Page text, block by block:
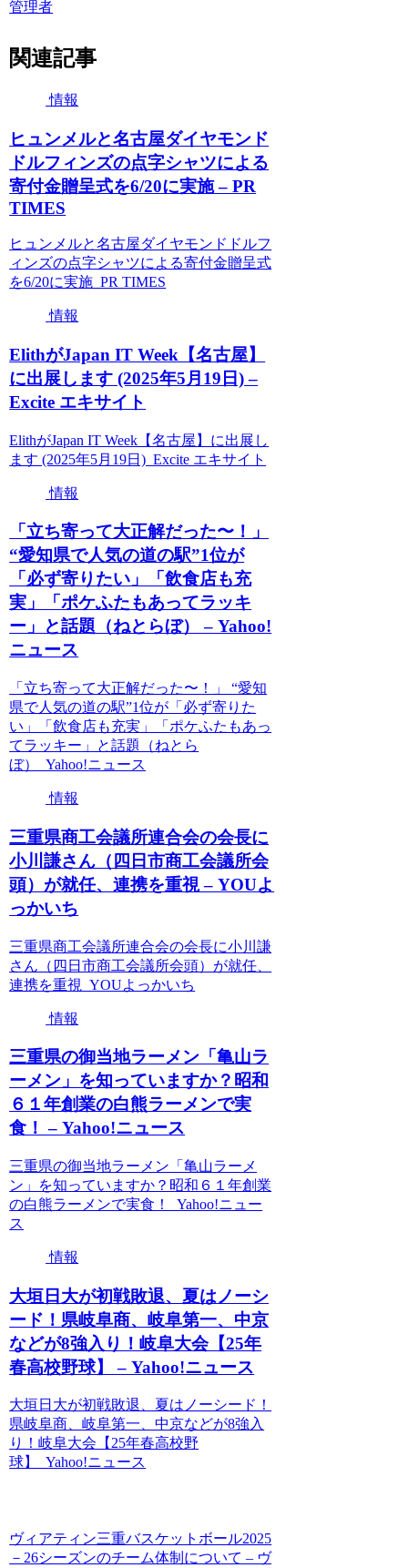
管理者
関連記事
情報
ヒュンメルと名古屋ダイヤモンド
ドルフィンズの点字シャツによる
寄付金贈呈式を6/20に実施 – PR
TIMES
ヒュンメルと名古屋ダイヤモンドドルフ
ィンズの点字シャツによる寄付金贈呈式
を6/20に実施 PR TIMES
情報
ElithがJapan IT Week【名古屋】
に出展します (2025年5月19日) –
Excite エキサイト
ElithがJapan IT Week【名古屋】に出展し
ます (2025年5月19日) Excite エキサイト
情報
「立ち寄って大正解だった〜！」
“愛知県で人気の道の駅”1位が
「必ず寄りたい」「飲食店も充
実」「ポケふたもあってラッキ
ー」と話題（ねとらぼ） – Yahoo!
ニュース
「立ち寄って大正解だった〜！」 “愛知
県で人気の道の駅”1位が「必ず寄りた
い」「飲食店も充実」「ポケふたもあっ
てラッキー」と話題（ねとら
ぼ） Yahoo!ニュース
情報
三重県商工会議所連合会の会長に
小川謙さん（四日市商工会議所会
頭）が就任、連携を重視 – YOUよ
っかいち
三重県商工会議所連合会の会長に小川謙
さん（四日市商工会議所会頭）が就任、
連携を重視 YOUよっかいち
情報
三重県の御当地ラーメン「亀山ラ
ーメン」を知っていますか？昭和
６１年創業の白熊ラーメンで実
食！ – Yahoo!ニュース
三重県の御当地ラーメン「亀山ラーメ
ン」を知っていますか？昭和６１年創業
の白熊ラーメンで実食！ Yahoo!ニュー
ス
情報
大垣日大が初戦敗退、夏はノーシ
ード！県岐阜商、岐阜第一、中京
などが8強入り！岐阜大会【25年
春高校野球】 – Yahoo!ニュース
大垣日大が初戦敗退、夏はノーシード！
県岐阜商、岐阜第一、中京などが8強入
り！岐阜大会【25年春高校野
球】 Yahoo!ニュース
ヴィアティン三重バスケットボール2025
－26シーズンのチーム体制について – ヴ